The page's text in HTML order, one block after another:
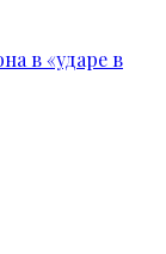
в «ударе в